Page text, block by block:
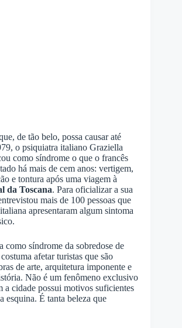
de tão belo, possa causar até
o psiquiatra italiano Graziella
como síndrome o que o francês
há mais de cem anos: vertigem,
e tontura após uma viagem à
da Toscana. Para oficializar a sua
mais de 100 pessoas que
apresentaram algum sintoma
como síndrome da sobredose de
afetar turistas que são
de arte, arquitetura imponente e
Não é um fenômeno exclusivo
a cidade possui motivos suficientes
esquina. É tanta beleza que